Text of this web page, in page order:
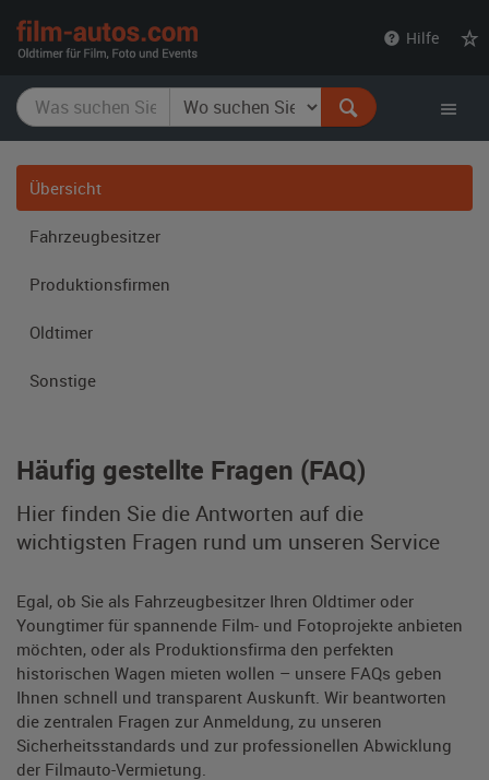
Hilfe
Übersicht
Fahrzeug­besitzer
Produktions­firmen
Oldtimer
Sonstige
Häufig gestellte Fragen (FAQ)
Hier finden Sie die Antworten auf die
wichtigsten Fragen rund um unseren Service
Egal, ob Sie als Fahrzeugbesitzer Ihren Oldtimer oder
Youngtimer für spannende Film- und Fotoprojekte anbieten
möchten, oder als Produktionsfirma den perfekten
historischen Wagen mieten wollen – unsere FAQs geben
Ihnen schnell und transparent Auskunft. Wir beantworten
die zentralen Fragen zur Anmeldung, zu unseren
Sicherheitsstandards und zur professionellen Abwicklung
der Filmauto-Vermietung.